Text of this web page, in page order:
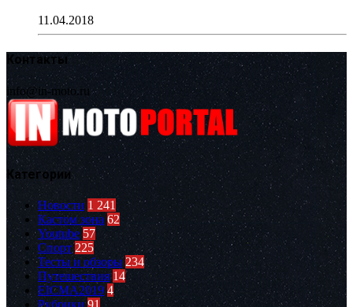
11.04.2018
Контакты
info@in-moto.ru
Категории
Новости 1 241
Кастом зона 62
Youtube 57
Спорт 225
Тесты и обзоры 234
Путешествия 14
EICMA2019 4
Рубрики 91